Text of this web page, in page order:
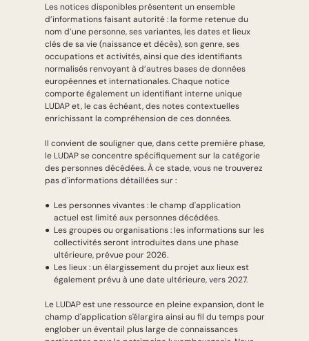
Les notices disponibles présentent un ensemble
d’informations faisant autorité : la forme retenue du
nom d’une personne, ses variantes, les dates et lieux
clés de sa vie (naissance et décès), son genre, ses
occupations et activités, ainsi que des identifiants
normalisés renvoyant à d’autres bases de données
européennes et internationales. Chaque notice
comporte également un identifiant interne unique
LUDAP et, le cas échéant, des notes contextuelles
enrichissant la compréhension de ces données.
Il convient de souligner que, dans cette première phase,
le LUDAP se concentre spécifiquement sur la catégorie
des personnes décédées. À ce stade, vous ne trouverez
pas d'informations détaillées sur :
Les personnes vivantes : le champ d'application
actuel est limité aux personnes décédées.
Les groupes ou organisations : les informations sur les
collectivités seront introduites dans une phase
ultérieure, prévue pour 2026.
Les lieux : un élargissement du projet aux lieux est
également prévu à une date ultérieure, vers 2027.
Le LUDAP est une ressource en pleine expansion, dont le
champ d'application s'élargira ainsi au fil du temps pour
englober un éventail plus large de connaissances